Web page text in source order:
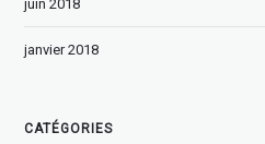
juin 2018
janvier 2018
CATÉGORIES